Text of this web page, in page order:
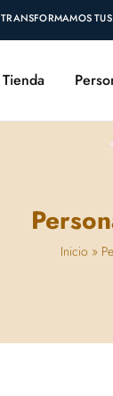
TRANSFORMAMOS
Tienda
Inicio »